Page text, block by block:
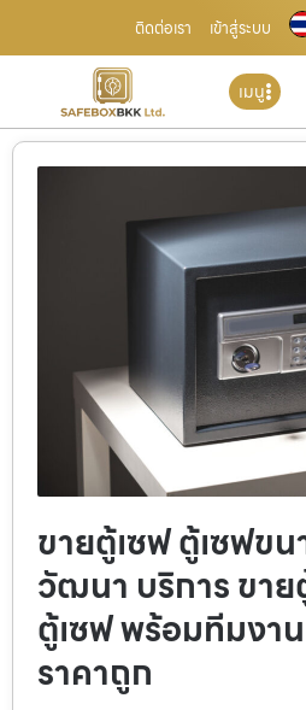
ติดต่อเรา เข้าสู่ระบบ
เมนู
ขายตู้เซฟ ตู้เซฟขน
วัฒนา บริการ ขา
ตู้เซฟ พร้อมทีมงา
ราคาถูก